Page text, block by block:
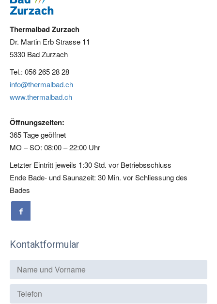
Thermalbad Zurzach
Dr. Martin Erb Strasse 11
5330 Bad Zurzach
Tel.: 056 265 28 28
info@thermalbad.ch
www.thermalbad.ch
Öffnungszeiten:
365 Tage geöffnet
MO – SO: 08:00 – 22:00 Uhr
Letzter Eintritt jeweils 1:30 Std. vor Betriebsschluss
Ende Bade- und Saunazeit: 30 Min. vor Schliessung des
Bades
Kontaktformular